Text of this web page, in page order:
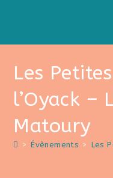
Les
l’Oyack –
Matoury
> Évènements > Les